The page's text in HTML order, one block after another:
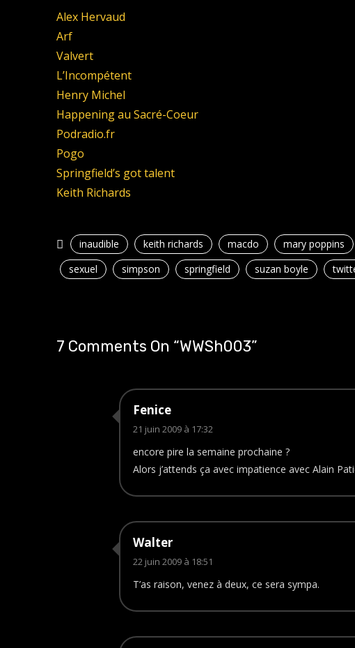
Alex Hervaud
Arf
Valvert
L’Incompétent
Henry Michel
Happening au Sacré-Coeur
Podradio.fr
Pogo
Springfield’s got talent
Keith Richards
inaudible keith richards macdo mary poppins
sexuel
simpson springfield suzan boyle
7 Comments On “WWSh003”
Fenice
21 juin 2009 à 17:32
encore pire la semaine prochaine ?
Alors j’attends ça avec impatience avec Alain
Walter
22 juin 2009 à 18:51
T’as raison, venez à deux, ce sera sympa.